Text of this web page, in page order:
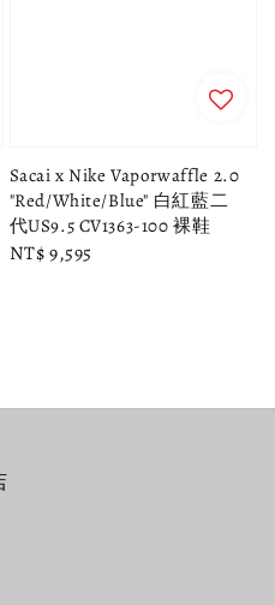
Sacai x Nike Vaporwaffle 2.0
"Red/White/Blue" 白紅藍二
代US9.5 CV1363-100 裸鞋
Regular
NT$ 9,595